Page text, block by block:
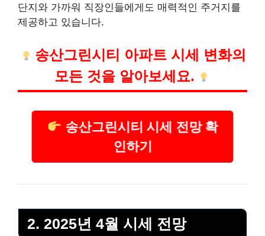
단지와 가까워 직장인들에게도 매력적인 주거지를
제공하고 있습니다.
송산그린시티 아파트 시세 변화의
모든 것을 알아보세요.
송산그린시티 시세 전망 확
인하기
2. 2025년 4월 시세 전망